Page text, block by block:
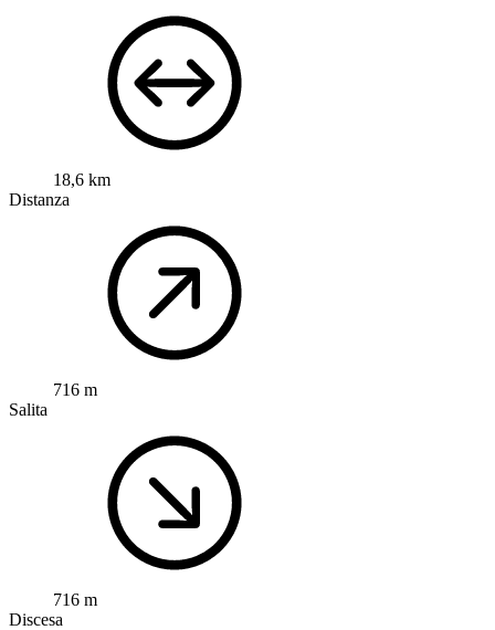
18,6 km
Distanza
716 m
Salita
716 m
Discesa